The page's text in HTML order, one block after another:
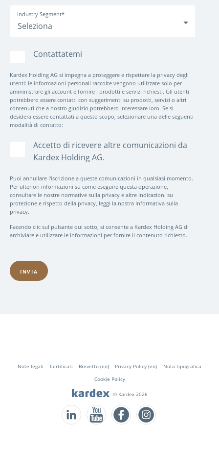
Industry Segment*
Contattatemi
Kardex Holding AG si impegna a proteggere e rispettare la privacy degli
utenti: le informazioni personali raccolte vengono utilizzate solo per
amministrare gli account e fornire i prodotti e servizi richiesti. Gli utenti
potrebbero essere contatti con suggerimenti su prodotti, servizi o altri
contenuti che a nostro giudizio potrebbero interessare loro. Se si
desidera essere contattati a questo scopo, selezionare una delle seguenti
modalità di contatto:
Accetto di ricevere altre comunicazioni da
Kardex Holding AG.
Puoi annullare l'iscrizione a queste comunicazioni in qualsiasi momento.
Per ulteriori informazioni su come eseguire questa operazione,
consultare le nostre normative sulla privacy e altre indicazioni su
protezione e rispetto della privacy, leggi la nostra Informativa sulla
privacy.
Facendo clic sul pulsante qui sotto, si consente a Kardex Holding AG di
archiviare e utilizzare le informazioni per fornire il contenuto richiesto.
Note legali Certificati Brevetto (en) Privacy Policy (en)
Nota tipografica
Cookie Policy
© Kardex 2026
Follow us on LinkedInFollow us on YouTube
Follow us on FacebookFollow us on Instagram